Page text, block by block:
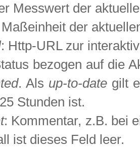
Messwert der
der
: Http-URL zur
bezogen auf die
. Als up-to-date gilt
Stunden ist.
: Kommentar, z.B. bei
ist dieses Feld leer.